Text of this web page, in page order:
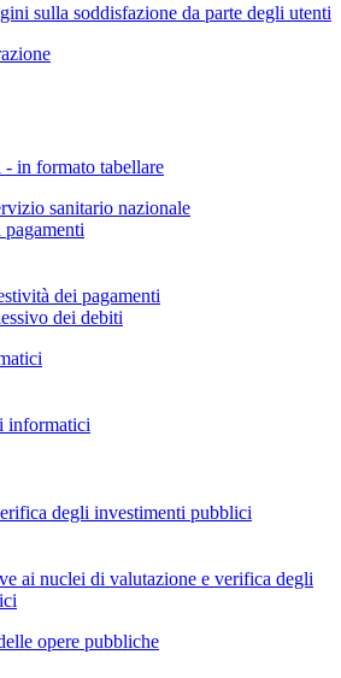
sulla soddisfazione da parte degli utenti
in formato tabellare
sanitario nazionale
dei pagamenti
dei debiti
informatici
degli investimenti pubblici
ai nuclei di valutazione e verifica degli
opere pubbliche